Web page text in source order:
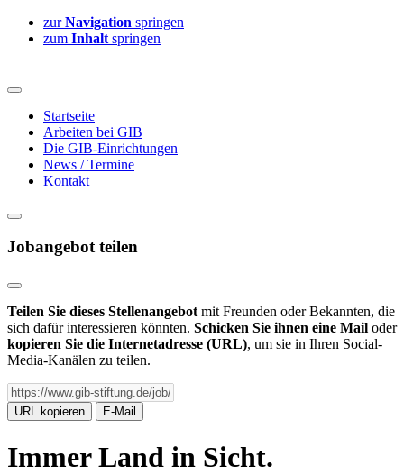
zurNavigation springen
zum Inhalt springen
Startseite
Arbeiten bei GIB
Die GIB-Einrichtungen
News / Termine
Kontakt
Jobangebot teilen
Teilen Sie dieses Stellenangebotmit Freunden oder Bekannten, die
sich dafür interessieren könnten. Schicken Sie ihnen eine Mail oder
kopieren Sie die Internetadresse (URL), um sie in Ihren Social-
Media-Kanälen zu teilen.
URL kopieren E-Mail
Immer Land in Sicht.